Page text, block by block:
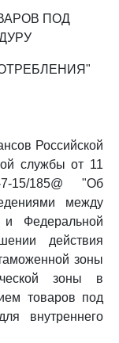
ПОД
Российской
службы от 11
185@ "Об
между
и Федеральной
действия
зоны
зоны в
товаров под
внутреннего